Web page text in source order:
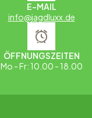
E-MAIL
info@jagdluxx.de
ÖFFNUNGSZEITEN
Mo - Fr: 10.00 - 18.00